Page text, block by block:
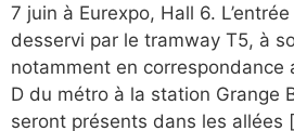
7 juin à Eurexpo, Hall 6.
desservi par le tramway T5, à
notamment en correspondance
D du métro à la station Grange
seront présents dans les allées